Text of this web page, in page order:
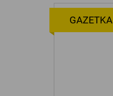
GAZETKA